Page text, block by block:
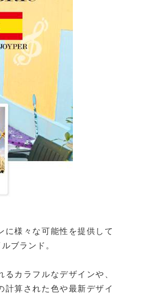
に様々な可能性を提供して
ブランド。
カラフルなデザインや、
計算された色や最新デザイ